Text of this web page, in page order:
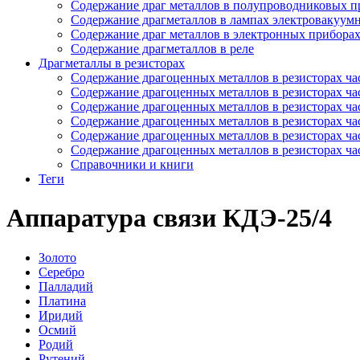
Содержание драг металлов в полупроводниковых
Содержание драгметаллов в лампах
Содержание драг металлов в электронных приборах
Содержание драгметаллов в реле
Драгметаллы в резисторах
Содержание драгоценных металлов в резисторах
Содержание драгоценных металлов в резисторах
Содержание драгоценных металлов в резисторах
Содержание драгоценных металлов в резисторах
Содержание драгоценных металлов в резисторах
Содержание драгоценных металлов в резисторах
Справочники и книги
Теги
Аппаратура связи КДЭ-25/4
Золото
Серебро
Палладий
Платина
Иридий
Осмий
Родий